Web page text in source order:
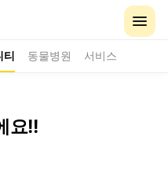
티 동물병원 서비스
요!!